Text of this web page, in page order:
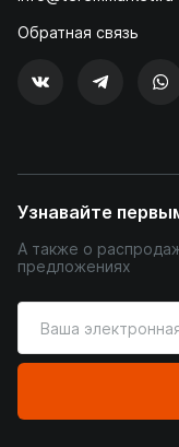
Обратная связь
Узнавайте
А также о
предложениях
ваш
адрес
почты